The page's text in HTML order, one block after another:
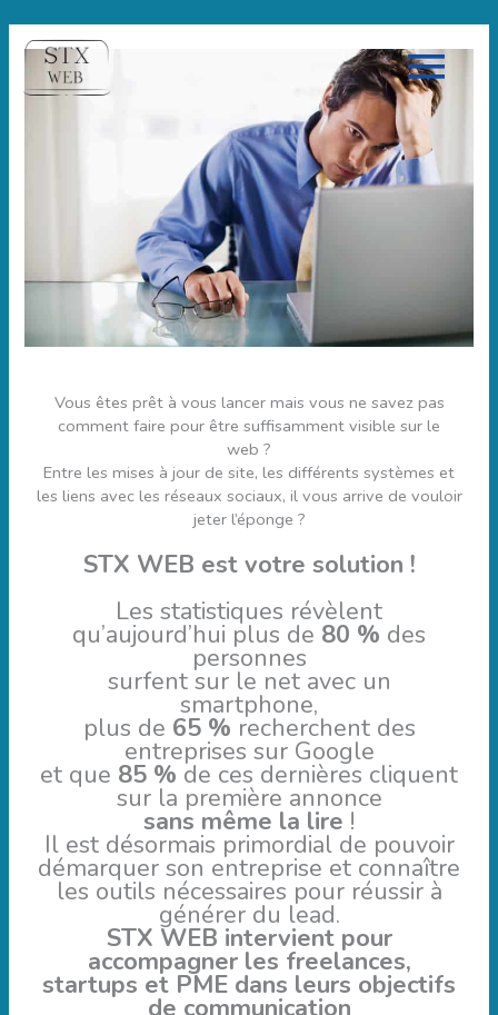
Vous êtes prêt à vous lancer mais vous ne savez pas
comment faire pour être suffisamment visible sur le
web ?
Entre les mises à jour de site, les différents systèmes et
les liens avec les réseaux sociaux, il vous arrive de vouloir
jeter l’éponge ?
STX WEB est votre solution !
Les statistiques révèlent
qu’aujourd’hui plus de 80 % des
personnes
surfent sur le net avec un
smartphone,
plus de 65 % recherchent des
entreprises sur Google
et que 85 % de ces dernières cliquent
sur la première annonce
sans même la lire !
Il est désormais primordial de pouvoir
démarquer son entreprise et connaître
les outils nécessaires pour réussir à
générer du lead.
STX WEB intervient pour
accompagner les freelances,
startups et PME dans leurs objectifs
de communication